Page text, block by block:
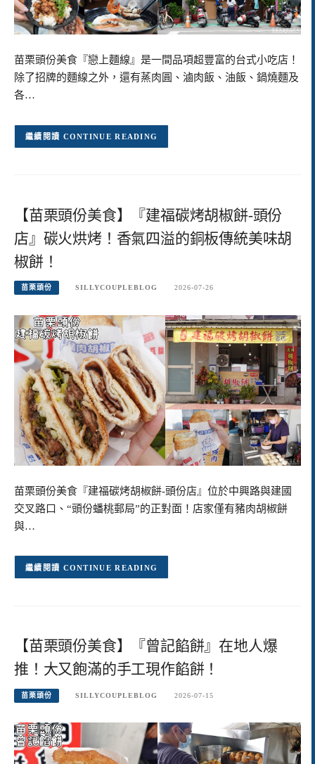
苗栗頭份美食『戀上麵線』是一間品項超豐富的台式小吃店！
除了招牌的麵線之外，還有蒸肉圓、滷肉飯、油飯、鍋燒麵及
各…
CONTINUE READING
【苗栗頭份美食】『建福碳烤胡椒餅-頭份
店』碳火烘烤！香氣四溢的銅板傳統美味胡
椒餅！
苗栗頭份 SILLYCOUPLEBLOG 2026-07-26
苗栗頭份美食『建福碳烤胡椒餅-頭份店』位於中興路與建國
交叉路口、“頭份蟠桃郵局”的正對面！店家僅有豬肉胡椒餅
與…
CONTINUE READING
【苗栗頭份美食】『曾記餡餅』在地人爆
推！大又飽滿的手工現作餡餅！
苗栗頭份 SILLYCOUPLEBLOG 2026-07-15